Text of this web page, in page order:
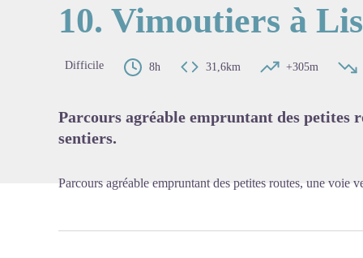
10. Vimoutiers à
Difficile 8h 31,6km +305m
Parcours agréable empruntant des petites
sentiers.
Parcours agréable empruntant des petites routes, une voie